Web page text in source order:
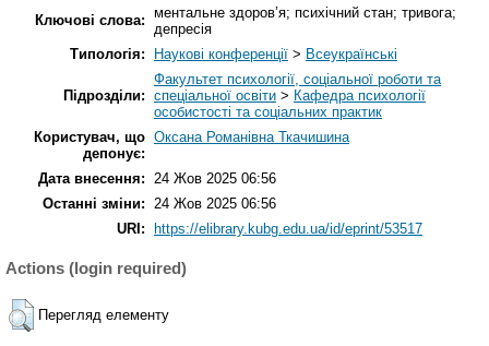
Ключові слова: ментальне здоров’я; психічний стан; тривога;
депресія
Типологія:
Наукові конференції > Всеукраїнські
Підрозділи:
Факультет психології, соціальної роботи та
спеціальної освіти > Кафедра психології
особистості та соціальних практик
Користувач, що
депонує:
Оксана Романівна Ткачишина
Дата внесення: 24 Жов 2025 06:56
Останні зміни: 24 Жов 2025 06:56
URI:
https://elibrary.kubg.edu.ua/id/eprint/53517
Actions (login required)
Перегляд елементу